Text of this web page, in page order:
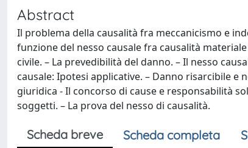
Abstract
Il problema della causalità fra meccanicismo e
funzione del nesso causale fra causalità
civile. – La prevedibilità del danno. – Il nesso
causale: Ipotesi applicative. – Danno risarcibile e
giuridica - Il concorso di cause e responsabilità
soggetti. – La prova del nesso di causalità.
Scheda breve Scheda completa